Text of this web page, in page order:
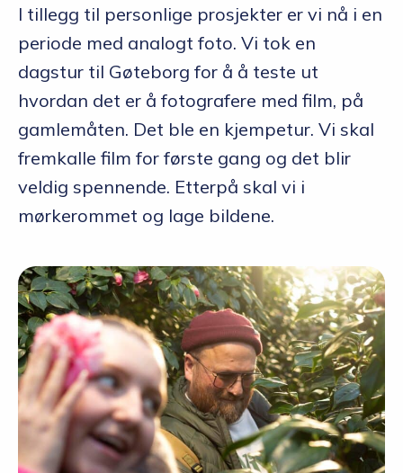
I tillegg til personlige prosjekter er vi nå i en
periode med analogt foto. Vi tok en
dagstur til Gøteborg for å å teste ut
hvordan det er å fotografere med film, på
gamlemåten. Det ble en kjempetur. Vi skal
fremkalle film for første gang og det blir
veldig spennende. Etterpå skal vi i
mørkerommet og lage bildene.